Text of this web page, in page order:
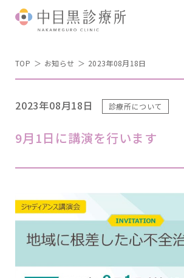
TOP お知らせ 2023年08月18日
2023年08月18日 診療所について
9月1日に講演を行います